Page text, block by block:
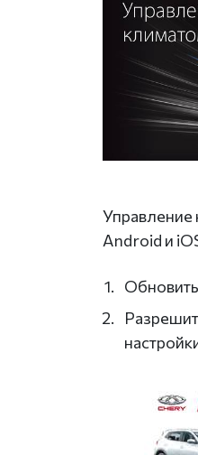
Android и